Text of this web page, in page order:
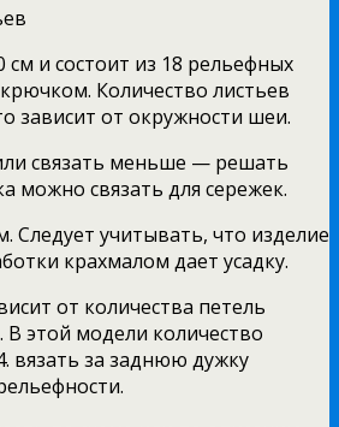
и состоит из 18 рельефных
Количество листьев
зависит от окружности шеи.
связать меньше — решать
можно связать для сережек.
Следует учитывать, что изделие
крахмалом дает усадку.
от количества петель
этой модели количество
вязать за заднюю дужку